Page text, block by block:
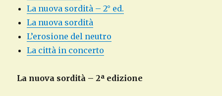
La nuova sordità – 2° ed.
La nuova sordità
L’erosione del neutro
La città in concerto
La nuova sordità – 2ª edizione